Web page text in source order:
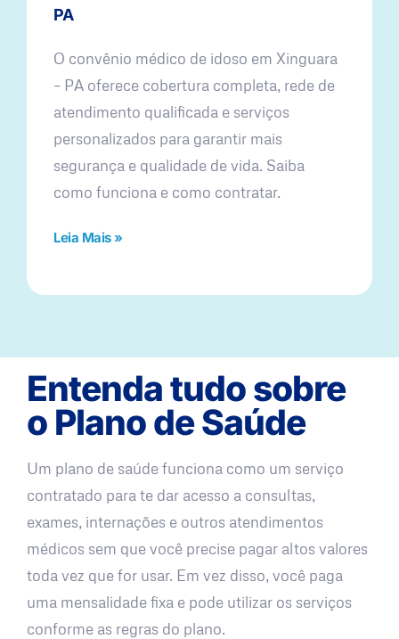
PA
O convênio médico de idoso em Xinguara
– PA oferece cobertura completa, rede de
atendimento qualificada e serviços
personalizados para garantir mais
segurança e qualidade de vida. Saiba
como funciona e como contratar.
Leia Mais »
Entenda tudo sobre
o Plano de Saúde
Um plano de saúde funciona como um serviço
contratado para te dar acesso a consultas,
exames, internações e outros atendimentos
médicos sem que você precise pagar altos valores
toda vez que for usar. Em vez disso, você paga
uma mensalidade fixa e pode utilizar os serviços
conforme as regras do plano.